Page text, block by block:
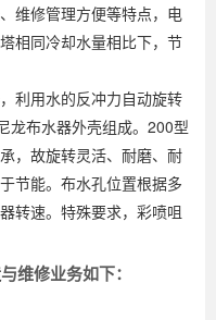
维修管理方便等特点，电
相同冷却水量相比下，节
用水的反冲力自动旋转
龙布水器外壳组成。200型
，故旋转灵活、耐磨、耐
节能。布水孔位置根据多
转速。特殊要求，彩喷咀
与维修业务如下：